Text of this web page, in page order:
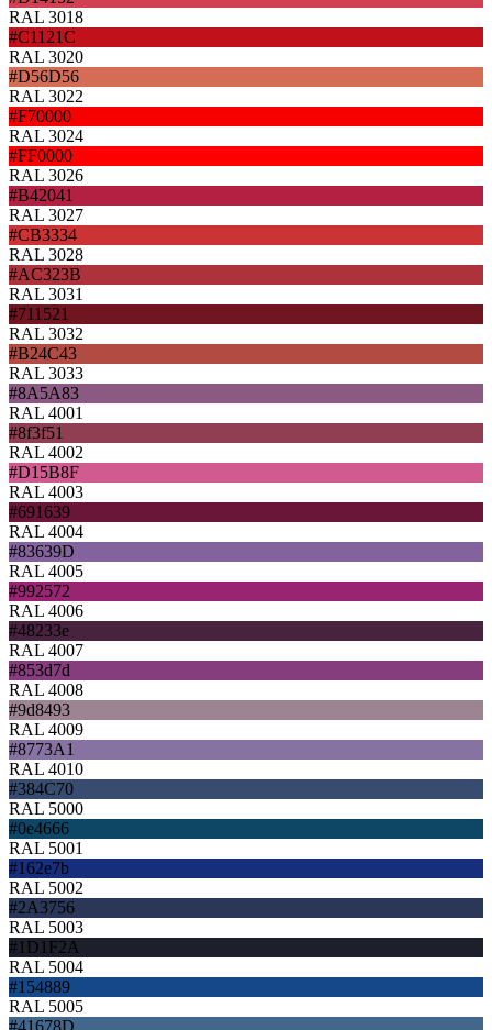
RAL 3018
#C1121C
RAL 3020
#D56D56
RAL 3022
#F70000
RAL 3024
#FF0000
RAL 3026
#B42041
RAL 3027
#CB3334
RAL 3028
#AC323B
RAL 3031
#711521
RAL 3032
#B24C43
RAL 3033
#8A5A83
RAL 4001
#8f3f51
RAL 4002
#D15B8F
RAL 4003
#691639
RAL 4004
#83639D
RAL 4005
#992572
RAL 4006
#48233e
RAL 4007
#853d7d
RAL 4008
#9d8493
RAL 4009
#8773A1
RAL 4010
#384C70
RAL 5000
#0e4666
RAL 5001
#162e7b
RAL 5002
#2A3756
RAL 5003
#1D1F2A
RAL 5004
#154889
RAL 5005
#41678D